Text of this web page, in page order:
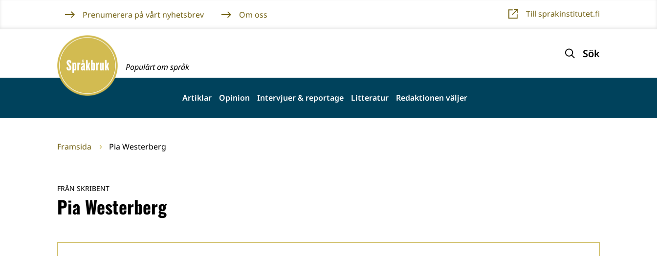
innehållet
Prenumerera på vårt nyhetsbrev Om oss Till sprakinstitutet.fi
Framsida
Populärt om språk
Sök
Artiklar Opinion Intervjuer & reportage Litteratur Redaktionen väljer
Framsida Pia Westerberg
FRÅN SKRIBENT
Pia Westerberg